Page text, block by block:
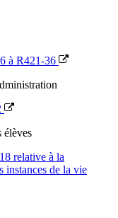
à R421-36
élèves
relative à la
instances de la vie